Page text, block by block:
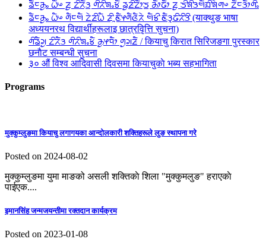
ᤕᤠᤠᤰᤌᤢᤱ ᤐᤠ᤺ᤴ ᤏᤢ ᤁᤡᤖᤠᤋ᤻ ᤛᤡᤖᤡᤈᤱᤃᤠ ᤕᤢᤏᤡᤁᤥᤍ᤻ ᤌᤥᤒᤥ ᤏᤢ ᤍᤡᤈᤡᤋᤗᤠᤀᤡᤈᤧᤛᤴ ᤁᤠᤰᤋᤥᤛᤡᤱ
ᤕᤠᤰᤌᤢᤱ ᤐᤠᤴ ᤛᤠᤰᤗᤠ ᤁᤧᤏᤡᤐᤠ ᤏᤡᤳᤇᤠᤶᤛᤠᤜᤠᤖᤧ ᤗᤠᤃᤡ ᤇᤠᤋᤪᤒᤡᤖᤡᤋᤡ (याक्थुङ भाषा
अध्ययनरथ विद्यार्थीहरूलाइ छात्रवृित्ति सुचना)
ᤛᤡᤕᤠᤆᤢ ᤁᤡᤖᤠᤋ ᤛᤡᤖᤡᤈᤱᤃᤠ ᤌᤢᤶᤄᤥ ᤛᤢᤆᤏᤠ / कियाचु किरात सिरिजङगा पुरस्कार
छनाैट सम्बन्धी सुचना
३० औं विश्व आदिवासी दिवसमा कियाचुकाे भब्य सहभागिता
Programs
मुक्कुम्लुङमा कियाचु लगागयका आन्दाेलकारी शक्तिहरूले लुङ स्थापना गरे
Posted on 2024-08-02
मुक्कुम्लुङमा युमा माङको असली शक्तिकाे शिला "मुक्कुमलुङ" हराएकाे
पाईएक....
इमानसिंह जन्मजयन्तीमा रक्तदान कार्यक्रम
Posted on 2023-01-08